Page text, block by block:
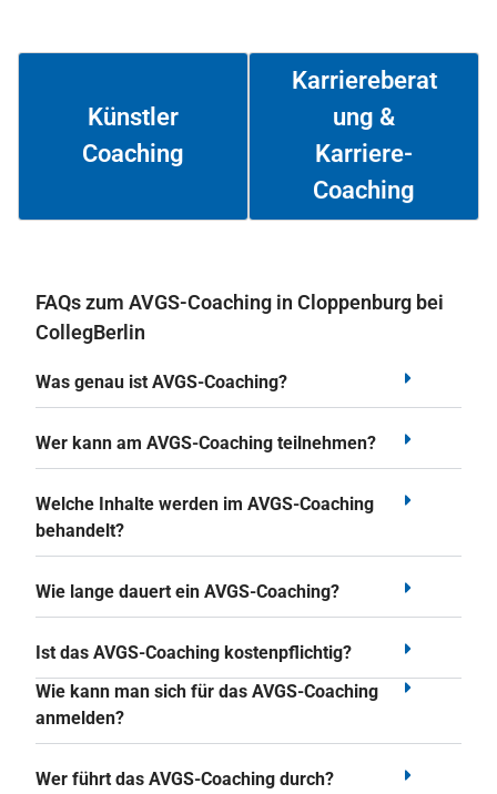
Künstler
Coaching
Weiterlesen
Karriereberat
ung &
Karriere-
Coaching
Weiterlesen
FAQs zum AVGS-Coaching in Cloppenburg bei
CollegBerlin
Was genau ist AVGS-Coaching?
Wer kann am AVGS-Coaching teilnehmen?
Welche Inhalte werden im AVGS-Coaching
behandelt?
Wie lange dauert ein AVGS-Coaching?
Ist das AVGS-Coaching kostenpflichtig?
Wie kann man sich für das AVGS-Coaching
anmelden?
Wer führt das AVGS-Coaching durch?